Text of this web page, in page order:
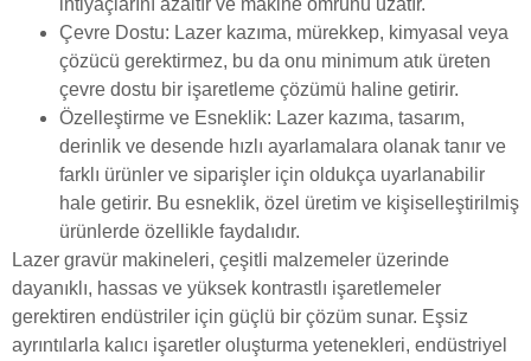
Çevre Dostu: Lazer kazıma, mürekkep, kimyasal veya
çözücü gerektirmez, bu da onu minimum atık üreten
çevre dostu bir işaretleme çözümü haline getirir.
Özelleştirme ve Esneklik: Lazer kazıma, tasarım,
derinlik ve desende hızlı ayarlamalara olanak tanır ve
farklı ürünler ve siparişler için oldukça uyarlanabilir
hale getirir. Bu esneklik, özel üretim ve kişiselleştirilmiş
ürünlerde özellikle faydalıdır.
Lazer gravür makineleri, çeşitli malzemeler üzerinde
dayanıklı, hassas ve yüksek kontrastlı işaretlemeler
gerektiren endüstriler için güçlü bir çözüm sunar. Eşsiz
ayrıntılarla kalıcı işaretler oluşturma yetenekleri, endüstriyel